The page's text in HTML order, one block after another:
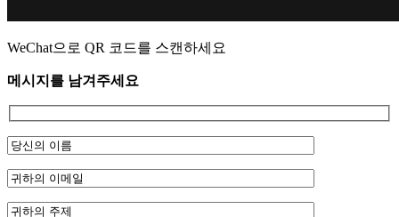
WeChat으로 QR 코드를 스캔하세요
메시지를 남겨주세요